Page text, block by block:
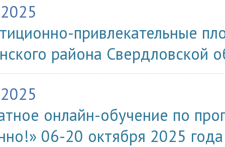
привлекательные
района Свердловской
онлайн-обучение по
06-20 октября 2025 года